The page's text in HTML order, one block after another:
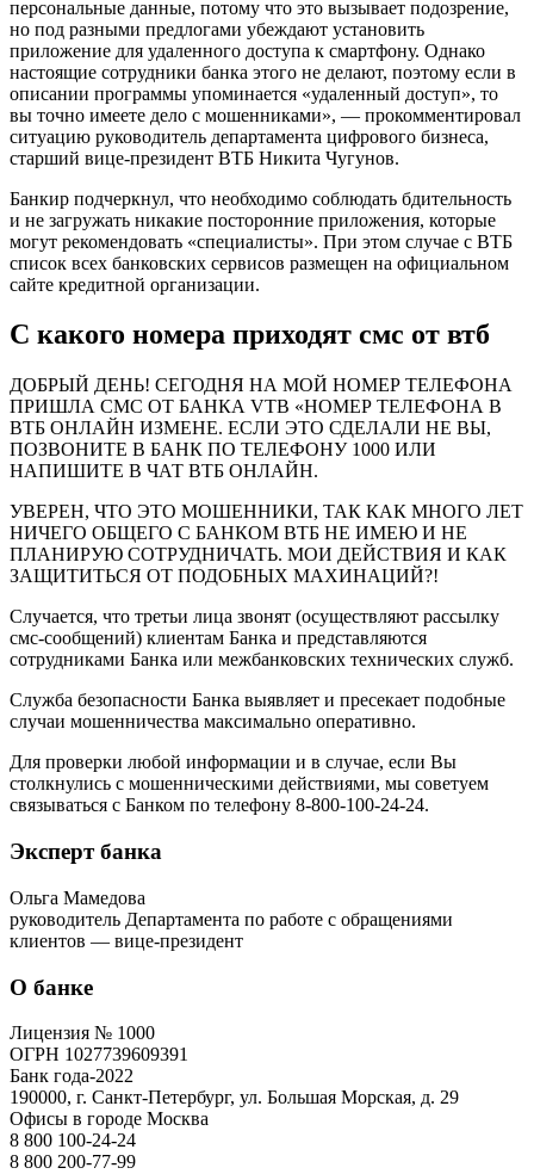
персональные данные, потому что это вызывает подозрение,
но под разными предлогами убеждают установить
приложение для удаленного доступа к смартфону. Однако
настоящие сотрудники банка этого не делают, поэтому если в
описании программы упоминается «удаленный доступ», то
вы точно имеете дело с мошенниками», — прокомментировал
ситуацию руководитель департамента цифрового бизнеса,
старший вице-президент ВТБ Никита Чугунов.
Банкир подчеркнул, что необходимо соблюдать бдительность
и не загружать никакие посторонние приложения, которые
могут рекомендовать «специалисты». При этом случае с ВТБ
список всех банковских сервисов размещен на официальном
сайте кредитной организации.
С какого номера приходят смс от втб
ДОБРЫЙ ДЕНЬ! СЕГОДНЯ НА МОЙ НОМЕР ТЕЛЕФОНА
ПРИШЛА СМС ОТ БАНКА VTB «НОМЕР ТЕЛЕФОНА В
ВТБ ОНЛАЙН ИЗМЕНЕ. ЕСЛИ ЭТО СДЕЛАЛИ НЕ ВЫ,
ПОЗВОНИТЕ В БАНК ПО ТЕЛЕФОНУ 1000 ИЛИ
НАПИШИТЕ В ЧАТ ВТБ ОНЛАЙН.
УВЕРЕН, ЧТО ЭТО МОШЕННИКИ, ТАК КАК МНОГО ЛЕТ
НИЧЕГО ОБЩЕГО С БАНКОМ ВТБ НЕ ИМЕЮ И НЕ
ПЛАНИРУЮ СОТРУДНИЧАТЬ. МОИ ДЕЙСТВИЯ И КАК
ЗАЩИТИТЬСЯ ОТ ПОДОБНЫХ МАХИНАЦИЙ?!
Случается, что третьи лица звонят (осуществляют рассылку
смс-сообщений) клиентам Банка и представляются
сотрудниками Банка или межбанковских технических служб.
Служба безопасности Банка выявляет и пресекает подобные
случаи мошенничества максимально оперативно.
Для проверки любой информации и в случае, если Вы
столкнулись с мошенническими действиями, мы советуем
связываться с Банком по телефону 8-800-100-24-24.
Эксперт банка
Ольга Мамедова
руководитель Департамента по работе с обращениями
клиентов — вице-президент
О банке
Лицензия № 1000
ОГРН 1027739609391
Банк года-2022
190000, г. Санкт-Петербург, ул. Большая Морская, д. 29
Офисы в городе Москва
8 800 100-24-24
8 800 200-77-99